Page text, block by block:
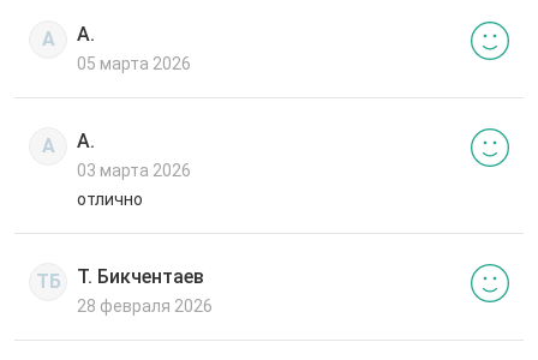
А А.
05 марта 2026
А А.
03 марта 2026
отлично
ТБ Т. Бикчентаев
28 февраля 2026